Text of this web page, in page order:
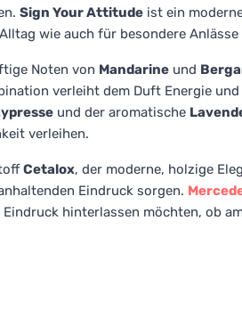
Sign Your Attitude ist ein
wie auch für besondere Anlässe
Noten von Mandarine und
verleiht dem Duft Energie
und der aromatische
verleihen.
Cetalox, der moderne, holzige
Eindruck sorgen.
hinterlassen möchten, ob